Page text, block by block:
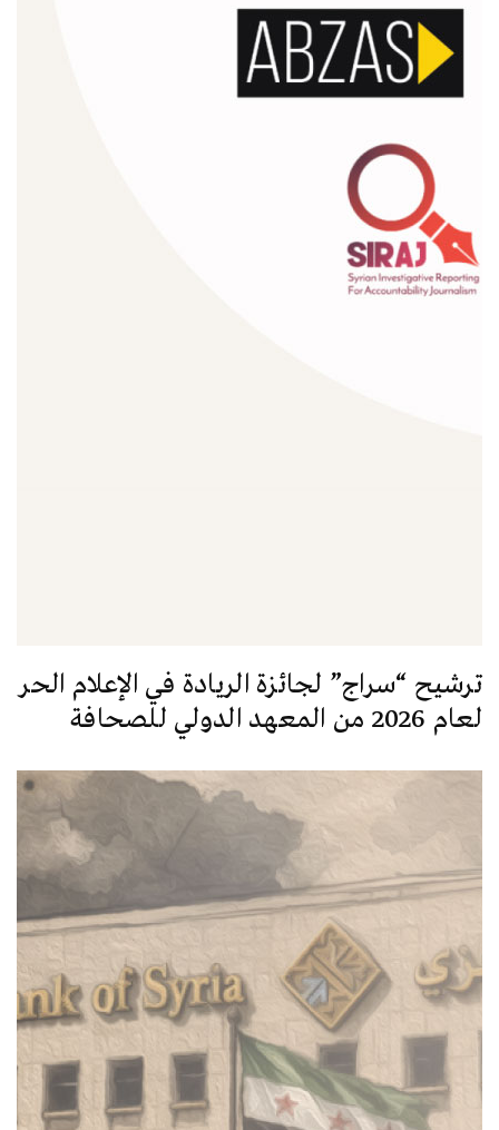
ترشيح “سراج” لجائزة الريادة في الإعلام الحر
لعام 2026 من المعهد الدولي للصحافة